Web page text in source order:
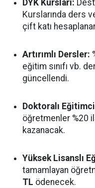
DYK Kursları:
Kurslarında ders
çift katı
Artırımlı Dersler:
eğitim sınıfı vb.
güncellendi.
Doktoralı
öğretmenler %20
kazanacak.
Yüksek Lisanslı
tamamlayan
TL ödenecek.